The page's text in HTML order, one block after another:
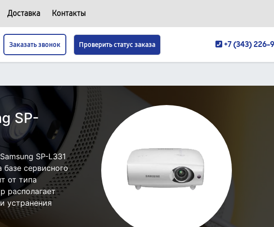
Доставка Контакты
Заказать звонок Проверить статус заказа +7 (343) 226-
SP-
SP-L331
сервисного
от типа
располагает
устранения